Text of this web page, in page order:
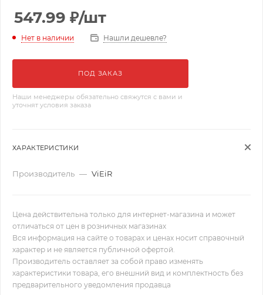
547.99 ₽/шт
Нет в наличии Нашли дешевле?
ПОД ЗАКАЗ
Наши менеджеры обязательно свяжутся с вами и
уточнят условия заказа
ХАРАКТЕРИСТИКИ
Производитель — ViEiR
Цена действительна только для интернет-магазина и может
отличаться от цен в розничных магазинах
Вся информация на сайте о товарах и ценах носит справочный
характер и не является публичной офертой.
Производитель оставляет за собой право изменять
характеристики товара, его внешний вид и комплектность без
предварительного уведомления продавца